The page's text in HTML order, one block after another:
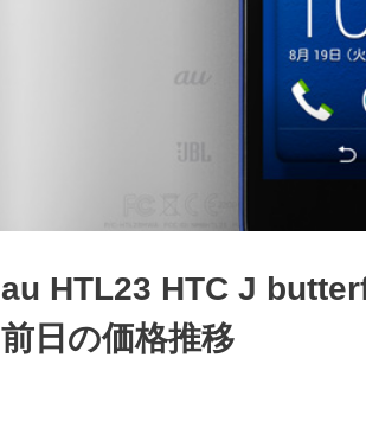
au HTL23 HTC J
前日の価格推移